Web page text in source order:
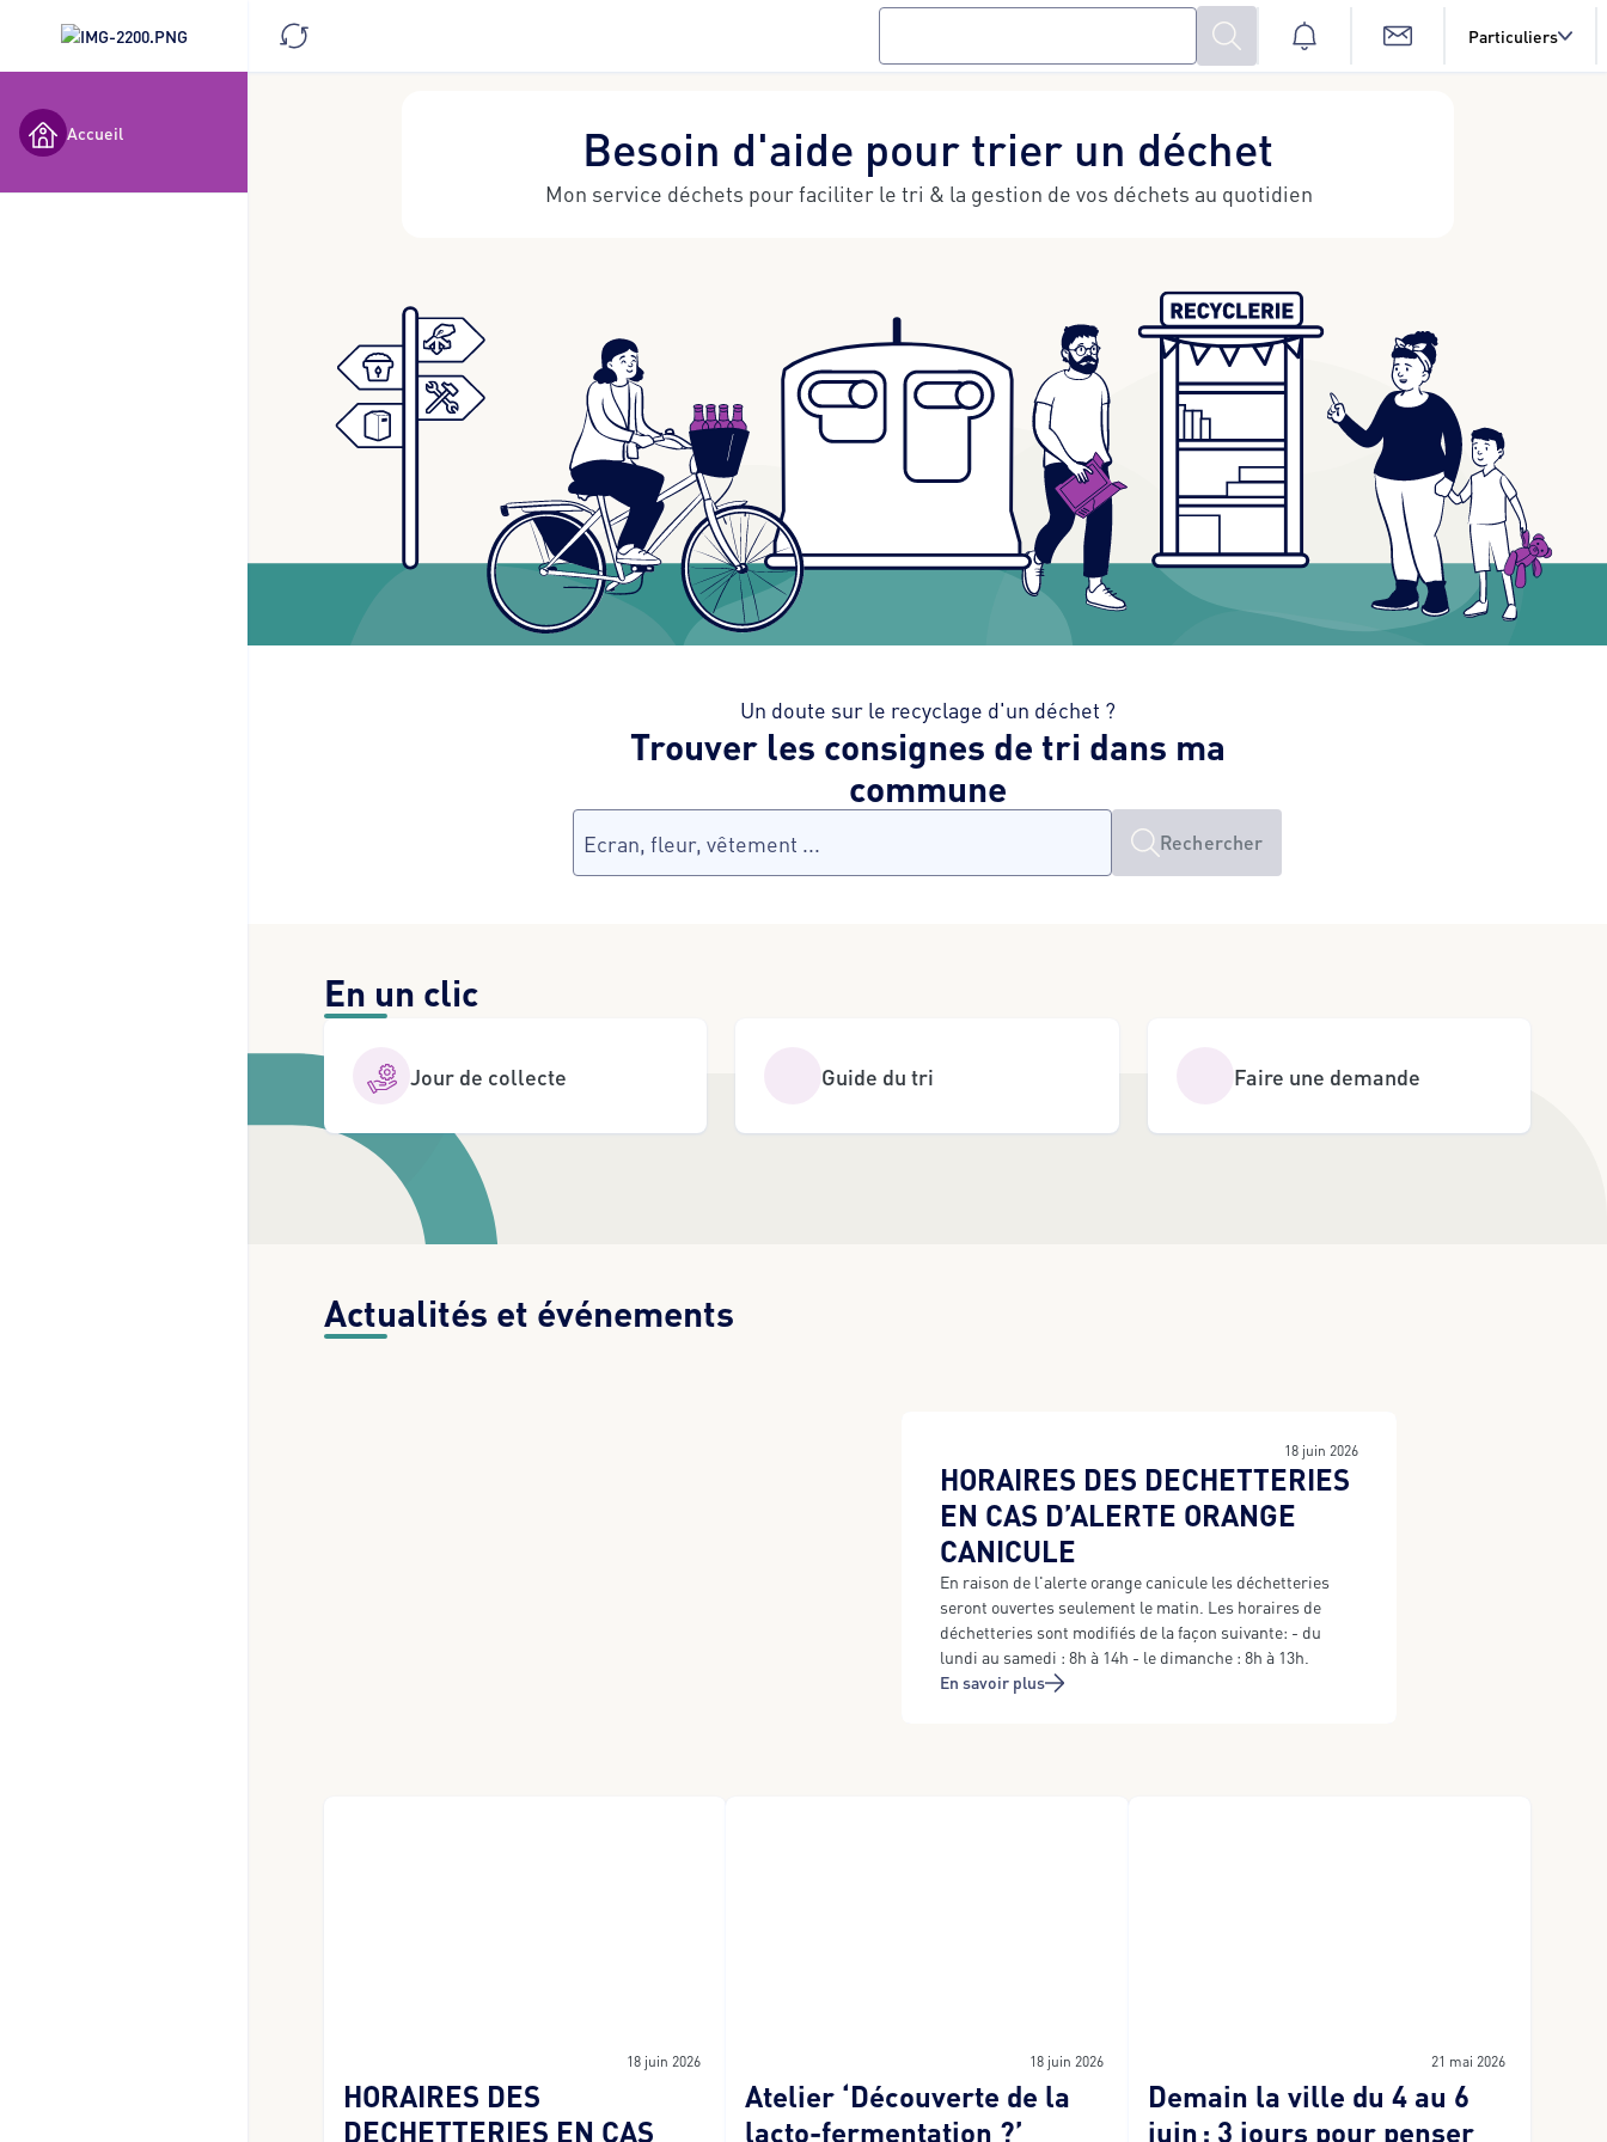
Particuliers
Accueil Besoin d'aide pour trier un déchet
Mon service déchets pour faciliter le tri & la gestion de vos déchets au quotidien
Un doute sur le recyclage d'un déchet ?
Trouver les consignes de tri dans ma
commune
Rechercher
En un clic
Jour de collecte Guide du tri Faire une demande
Actualités et événements
18 juin 2026
HORAIRES DES DECHETTERIES
EN CAS D’ALERTE ORANGE
CANICULE
En raison de l'alerte orange canicule les déchetteries
seront ouvertes seulement le matin. Les horaires de
déchetteries sont modifiés de la façon suivante: - du
lundi au samedi : 8h à 14h - le dimanche : 8h à 13h.
En savoir plus
18 juin 2026
HORAIRES DES
DECHETTERIES EN CAS
18 juin 2026
Atelier ‘Découverte de la
lacto-fermentation ?’
21 mai 2026
Demain la ville du 4 au 6
juin : 3 jours pour penser